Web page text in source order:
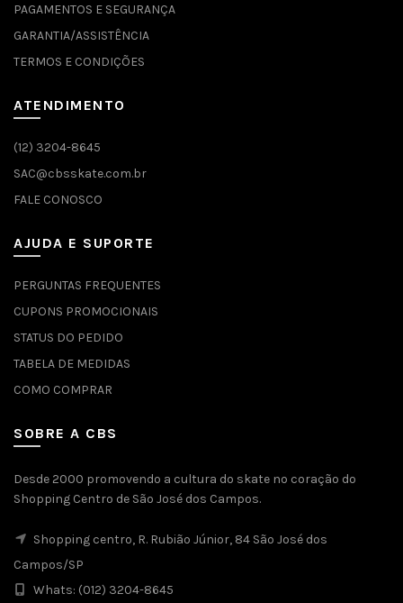
PAGAMENTOS E SEGURANÇA
GARANTIA/ASSISTÊNCIA
TERMOS E CONDIÇÕES
ATENDIMENTO
(12) 3204-8645
SAC@cbsskate.com.br
FALE CONOSCO
AJUDA E SUPORTE
PERGUNTAS FREQUENTES
CUPONS PROMOCIONAIS
STATUS DO PEDIDO
TABELA DE MEDIDAS
COMO COMPRAR
SOBRE A CBS
Desde 2000 promovendo a cultura do skate no coração do
Shopping Centro de São José dos Campos.
Shopping centro, R. Rubião Júnior, 84 São José dos
Campos/SP
Whats: (012) 3204-8645